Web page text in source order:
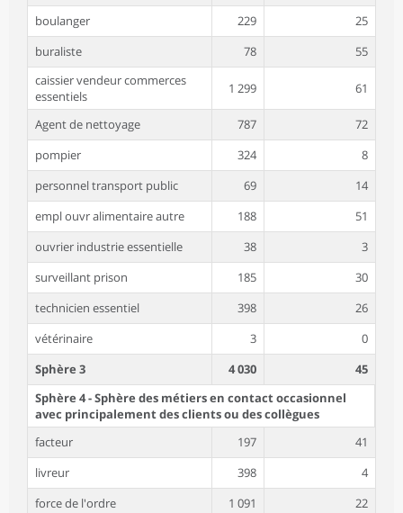
boulanger
229
25
buraliste
78
55
caissier vendeur commerces
essentiels
1 299 61
Agent de nettoyage 787
72
pompier
324
8
personnel transport public
69
14
empl ouvr alimentaire autre
188
51
ouvrier industrie essentielle
38
3
surveillant prison
185
30
technicien essentiel
398
26
vétérinaire
3
0
Sphère 3
4 030
45
Sphère 4 - Sphère des métiers en contact occasionnel
avec principalement des clients ou des collègues
facteur
197
41
livreur
398
4
force de l'ordre
1 091
22